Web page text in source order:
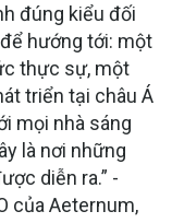
đúng kiểu đối
hướng tới: một
thực sự, một
triển tại châu Á
mọi nhà sáng
là nơi những
diễn ra.” -
của Aeternum,